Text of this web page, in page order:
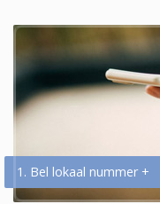
1. Bel lokaal nummer +